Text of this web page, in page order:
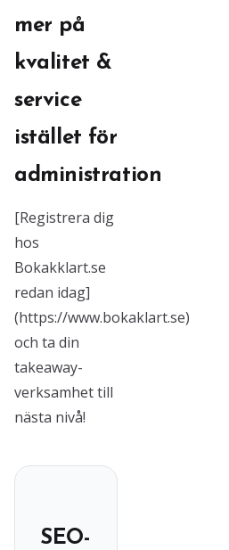
mer på
kvalitet &
service
istället för
administration
[Registrera dig
hos
Bokakklart.se
redan idag]
(https://www.bokaklart.se)
och ta din
takeaway-
verksamhet till
nästa nivå!
SEO-